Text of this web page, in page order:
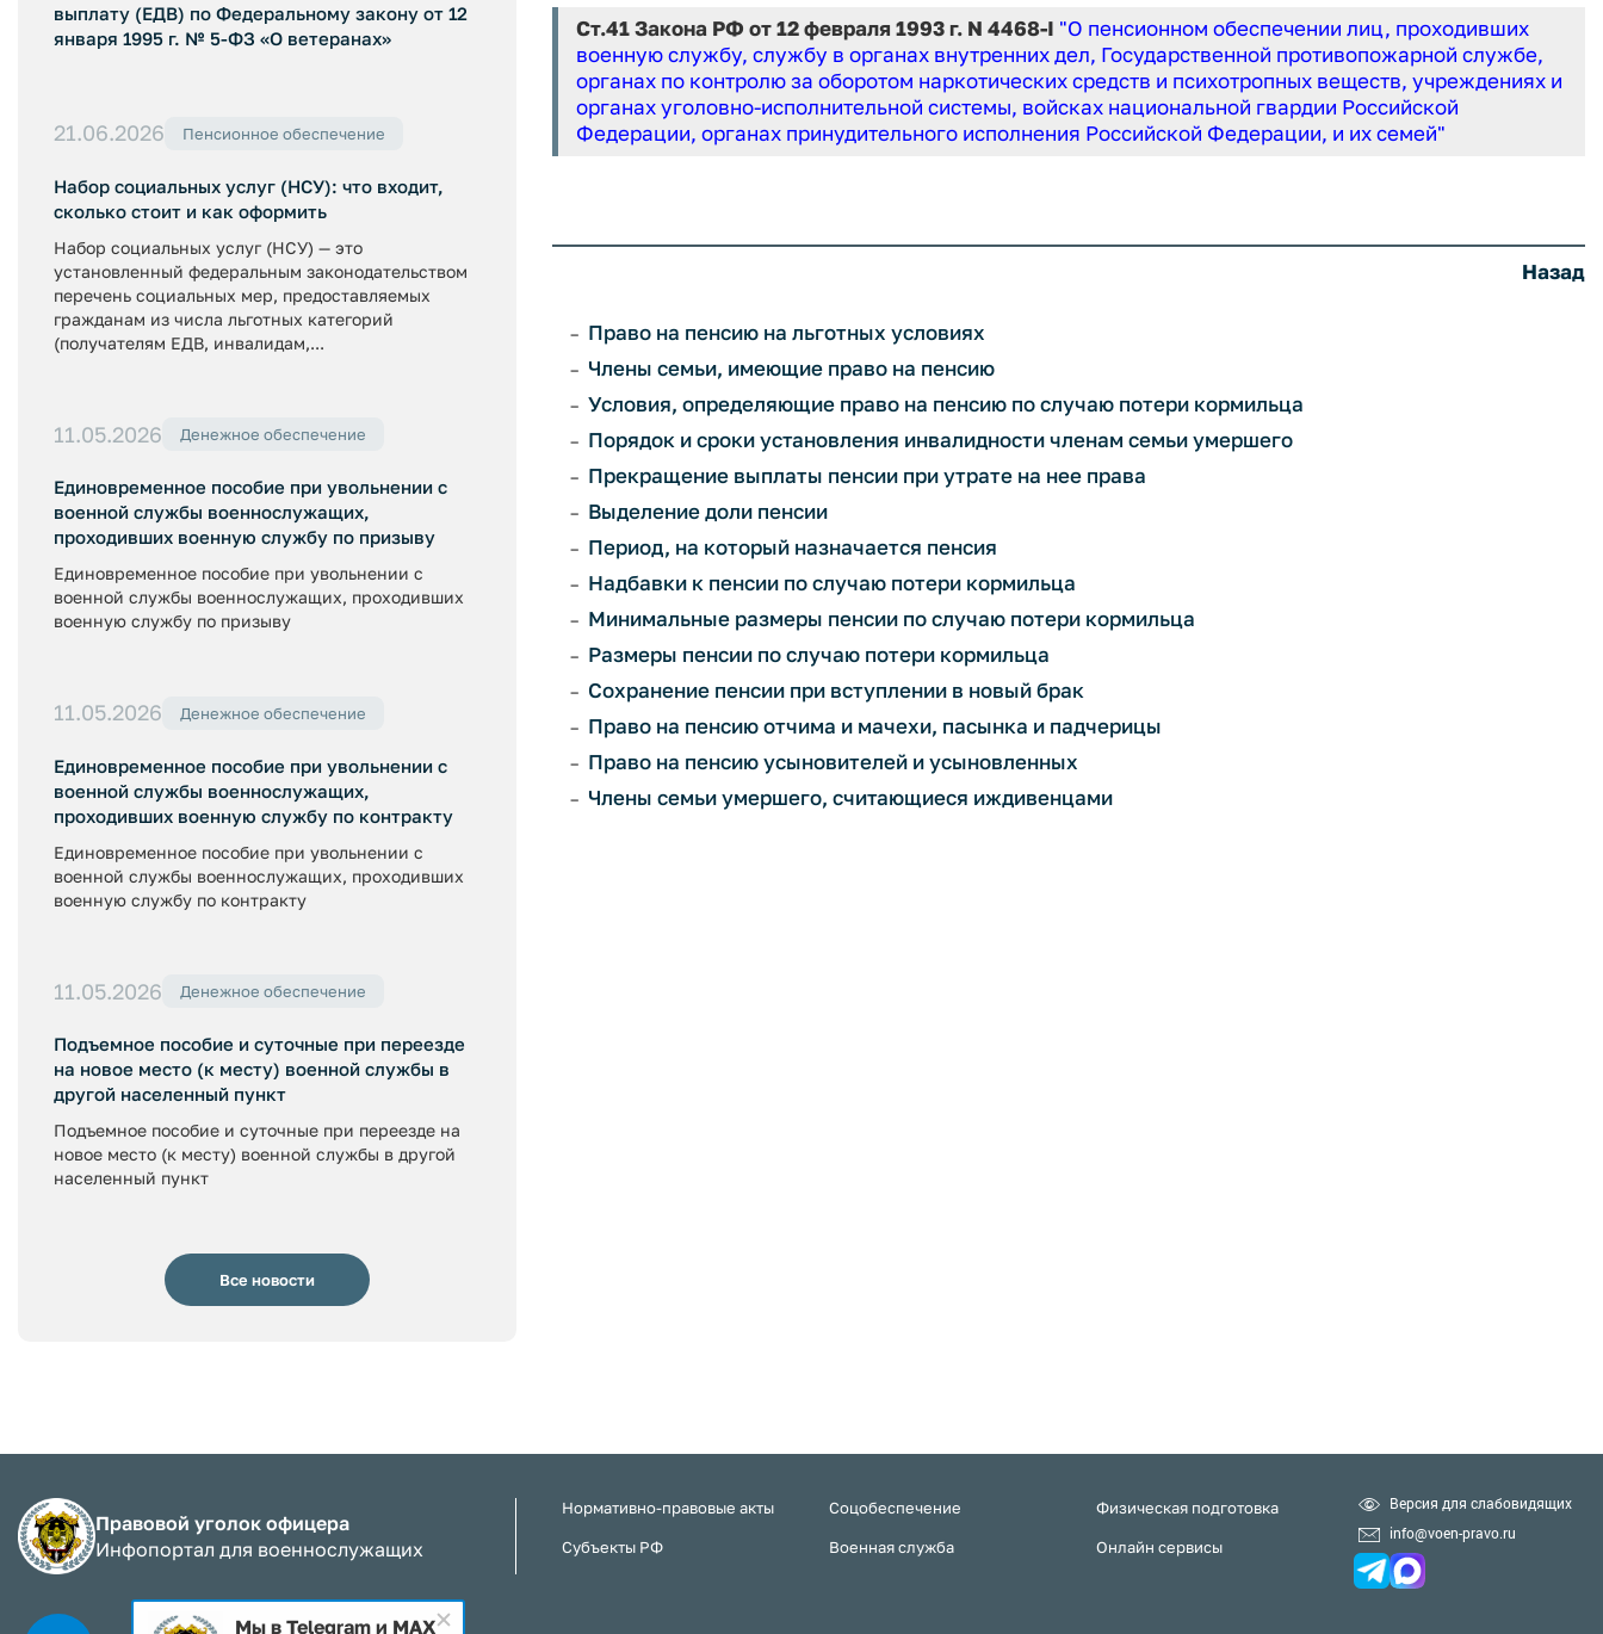
выплату (ЕДВ) по Федеральному закону от 12
января 1995 г. № 5-ФЗ «О ветеранах»
21.06.2026 Пенсионное обеспечение
Набор социальных услуг (НСУ): что входит,
сколько стоит и как оформить
Набор социальных услуг (НСУ) — это
установленный федеральным законодательством
перечень социальных мер, предоставляемых
гражданам из числа льготных категорий
(получателям ЕДВ, инвалидам,...
11.05.2026 Денежное обеспечение
Единовременное пособие при увольнении с
военной службы военнослужащих,
проходивших военную службу по призыву
Единовременное пособие при увольнении с
военной службы военнослужащих, проходивших
военную службу по призыву
11.05.2026 Денежное обеспечение
Единовременное пособие при увольнении с
военной службы военнослужащих,
проходивших военную службу по контракту
Единовременное пособие при увольнении с
военной службы военнослужащих, проходивших
военную службу по контракту
11.05.2026 Денежное обеспечение
Подъемное пособие и суточные при переезде
на новое место (к месту) военной службы в
другой населенный пункт
Подъемное пособие и суточные при переезде на
новое место (к месту) военной службы в другой
населенный пункт
Все новости
Ст.41 Закона РФ от 12 февраля 1993 г. N 4468-I "О пенсионном обеспечении лиц, проходивших
военную службу, службу в органах внутренних дел, Государственной противопожарной службе,
органах по контролю за оборотом наркотических средств и психотропных веществ, учреждениях и
органах уголовно-исполнительной системы, войсках национальной гвардии Российской
Федерации, органах принудительного исполнения Российской Федерации, и их семей"
Назад
Право на пенсию на льготных условиях
Члены семьи, имеющие право на пенсию
Условия, определяющие право на пенсию по случаю потери кормильца
Порядок и сроки установления инвалидности членам семьи умершего
Прекращение выплаты пенсии при утрате на нее права
Выделение доли пенсии
Период, на который назначается пенсия
Надбавки к пенсии по случаю потери кормильца
Минимальные размеры пенсии по случаю потери кормильца
Размеры пенсии по случаю потери кормильца
Сохранение пенсии при вступлении в новый брак
Право на пенсию отчима и мачехи, пасынка и падчерицы
Право на пенсию усыновителей и усыновленных
Члены семьи умершего, считающиеся иждивенцами
Правовой уголок офицера
Инфопортал для военнослужащих
Нормативно-правовые акты Соцобеспечение Физическая подготовка
Субъекты РФ Военная служба Онлайн сервисы
Версия для слабовидящих
info@voen-pravo.ru
Мы в Telegram и MAX